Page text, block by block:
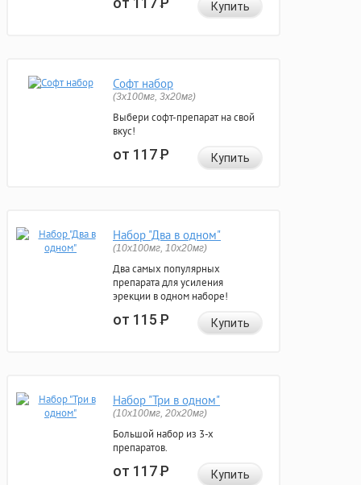
Купить
Софт набор
(3x100мг, 3x20мг)
Выбери софт-препарат на свой
вкус!
от 117Р Купить
Набор "Два в одном"
(10x100мг, 10x20мг)
Два самых популярных
препарата для усиления
эрекции в одном наборе!
от 115Р Купить
Набор "Три в одном"
(10x100мг, 20x20мг)
Большой набор из 3-х
препаратов.
от 117Р Купить